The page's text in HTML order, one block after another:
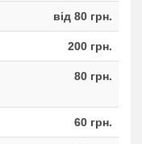
від 80 грн.
200 грн.
80 грн.
60 грн.